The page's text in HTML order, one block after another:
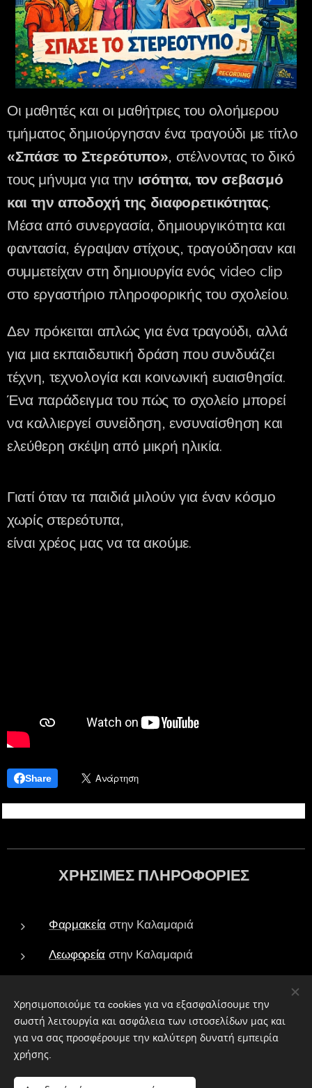
Οι μαθητές και οι μαθήτριες του ολοήμερου
τμήματος δημιούργησαν ένα τραγούδι με τίτλο
«Σπάσε το Στερεότυπο», στέλνοντας το δικό
τους μήνυμα για την ισότητα, τον σεβασμό
και την αποδοχή της διαφορετικότητας.
Μέσα από συνεργασία, δημιουργικότητα και
φαντασία, έγραψαν στίχους, τραγούδησαν και
συμμετείχαν στη δημιουργία ενός video clip
στο εργαστήριο πληροφορικής του σχολείου.
Δεν πρόκειται απλώς για ένα τραγούδι, αλλά
για μια εκπαιδευτική δράση που συνδυάζει
τέχνη, τεχνολογία και κοινωνική ευαισθησία.
Ένα παράδειγμα του πώς το σχολείο μπορεί
να καλλιεργεί συνείδηση, ενσυναίσθηση και
ελεύθερη σκέψη από μικρή ηλικία.
Γιατί όταν τα παιδιά μιλούν για έναν κόσμο
χωρίς στερεότυπα,
είναι χρέος μας να τα ακούμε.
Share
ΧΡΗΣΙΜΕΣ ΠΛΗΡΟΦΟΡΙΕΣ
Φαρμακεία στην Καλαμαριά
Λεωφορεία στην Καλαμαριά
Πάρκα στην Καλαμαριά
Ιεροί Ναοί στην Καλαμαριά
Χρησιμοποιούμε τα cookies για να εξασφαλίσουμε την
σωστή λειτουργία και ασφάλεια των ιστοσελίδων μας και
για να σας προσφέρουμε την καλύτερη δυνατή εμπειρία
χρήσης.